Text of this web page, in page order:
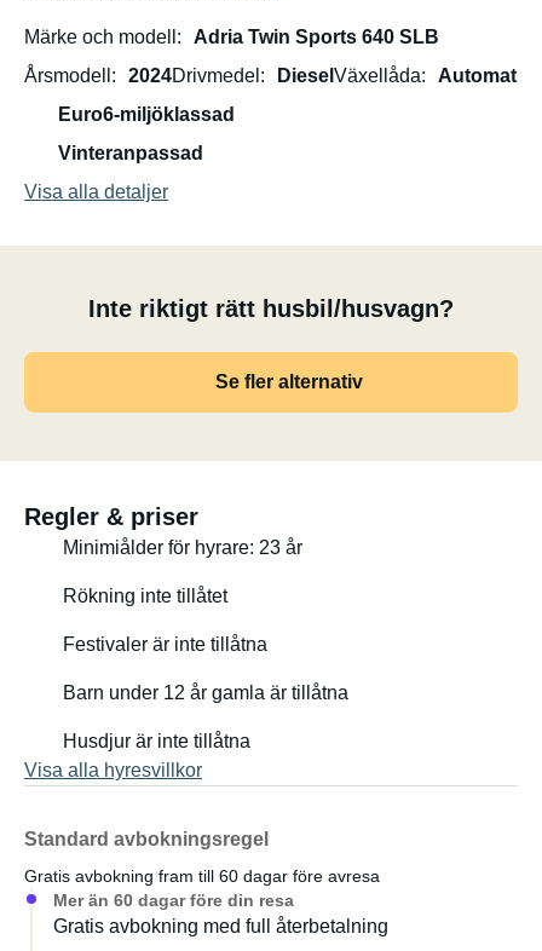
Märke och modell
Adria Twin Sports 640 SLB
Årsmodell
2024Drivmedel Diesel Växellåda
Automat
Euro6-miljöklassad
Vinteranpassad
Visa alla detaljer
Inte riktigt rätt husbil/husvagn?
Se fler alternativ
Regler & priser
Minimiålder för hyrare: 23 år
Rökning inte tillåtet
Festivaler är inte tillåtna
Barn under 12 år gamla är tillåtna
Husdjur är inte tillåtna
Visa alla hyresvillkor
Standard avbokningsregel
Gratis avbokning fram till 60 dagar före avresa
Mer än 60 dagar före din resa
Gratis avbokning med full återbetalning